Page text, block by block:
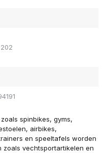
spinbikes, gyms,
airbikes,
en speeltafels worden
zoals vechtsportartikelen en